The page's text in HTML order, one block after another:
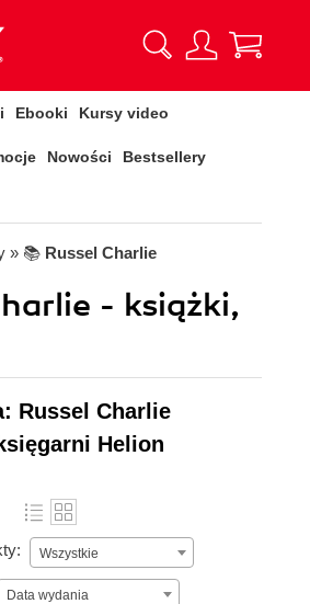
Ebooki Kursy video
Nowości Bestsellery
» 📚 Russel Charlie
- książki,
Russel Charlie
Helion
Wszystkie
Data wydania